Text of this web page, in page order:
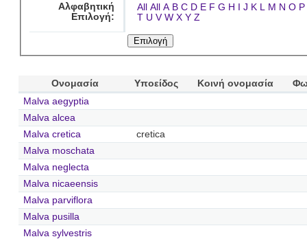
Αλφαβητική
Επιλογή:
All All A B C D E F G H I J K L M N O P
T U V W X Y Z
Ονομασία Υποείδος Κοινή ονομασία
Malva aegyptia
Malva alcea
Malva cretica
cretica
Malva moschata
Malva neglecta
Malva nicaeensis
Malva parviflora
Malva pusilla
Malva sylvestris